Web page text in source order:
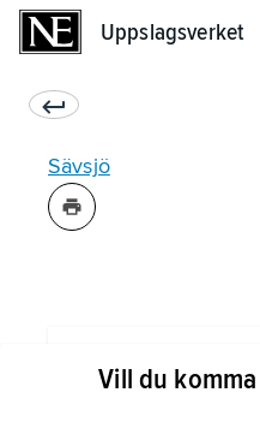
Uppslagsverket
Sävsjö
Vill du